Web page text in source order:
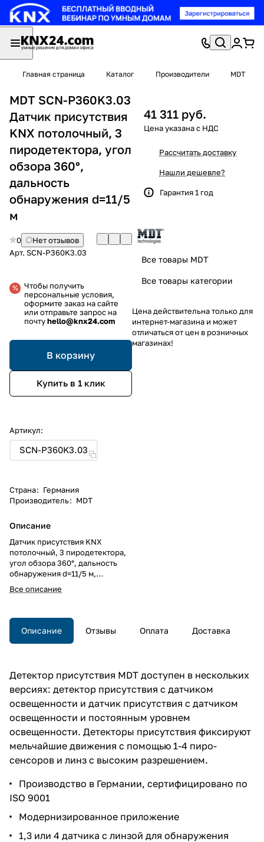
Главная страница Каталог Производители MDT
MDT SCN-P360K3.03
Датчик присутствия
KNX потолочный, 3
пиродетектора, угол
обзора 360°,
дальность
обнаружения d=11/5
м
0
Нет отзывов
Арт. SCN-P360K3.03
Чтобы получить
персональные условия,
оформите заказ на сайте
или отправьте запрос на
почтуhello@knx24.com
В корзину
Купить в 1 клик
Артикул:
SCN-P360K3.03
Страна: Германия
Производитель: MDT
Описание
Датчик присутствия KNX
потолочный, 3 пиродетектора,
угол обзора 360°, дальность
обнаружения d=11/5 м,
регулировка чувствительности,
контроллер освещенности, 3
индикация, 75х75х35 мм, в
монтажную коробку, белый
матовый
Все описание
41 311 руб.
Рассчитать доставку
Нашли дешевле?
Гарантия 1 год
Все товары MDT
Все товары категории
Цена действительна только для
интернет-магазина и может
отличаться от цен в розничных
магазинах!
Описание Отзывы Оплата Доставка
Детектор присутствия MDT доступен в нескольких
версиях: детектор присутствия с датчиком
освещенности и датчик присутствия с датчиком
освещенности и постоянным уровнем
освещенности. Детекторы присутствия фиксируют
мельчайшие движения с помощью 1-4 пиро-
сенсоров и линз с высоким разрешением.
Производство в Германии, сертифицировано по
ISO 9001
Модернизированное приложение
1,3 или 4 датчика с линзой для обнаружения